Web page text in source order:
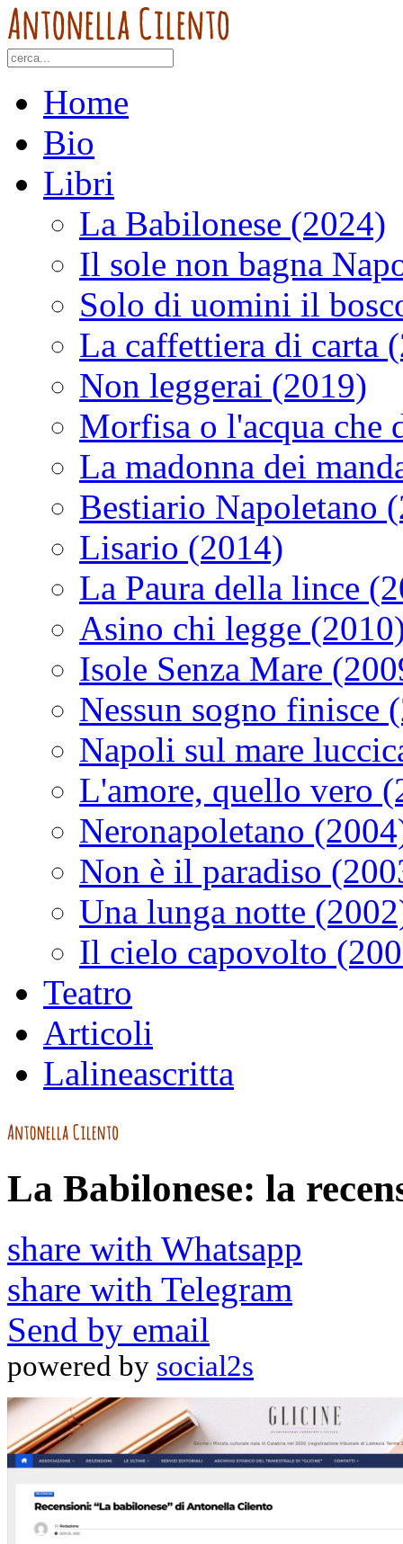
Home
Bio
Libri
La Babilonese (2024)
Il sole non bagna
Solo di uomini il
La caffettiera di carta
Non leggerai (2019)
Morfisa o l'acqua che
La madonna dei
Bestiario Napoletano
Lisario (2014)
La Paura della lince
Asino chi legge
Isole Senza Mare
Nessun sogno finisce
Napoli sul mare
L'amore, quello vero
Neronapoletano
Non è il paradiso
Una lunga notte
Il cielo capovolto
Teatro
Articoli
Lalineascritta
La Babilonese: la
share with Whatsapp
share with Telegram
Send by email
powered by social2s